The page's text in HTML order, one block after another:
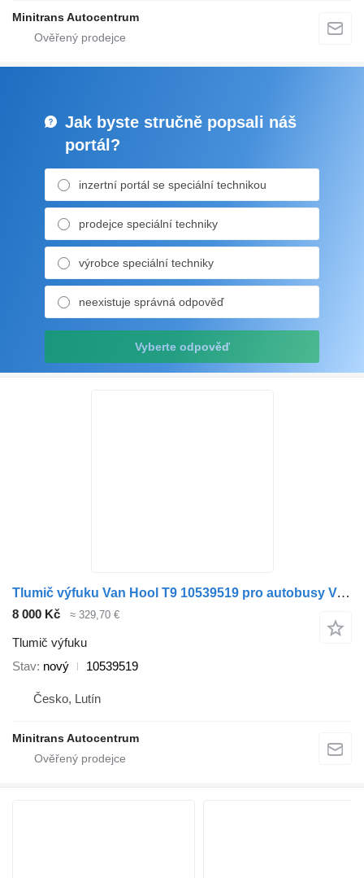
Minitrans Autocentrum
Jak byste stručně popsali náš
portál?
inzertní portál se speciální technikou
prodejce speciální techniky
výrobce speciální techniky
neexistuje správná odpověď
Vyberte odpověď
Tlumič výfuku Van Hool T9 10539519 pro autobusy Van Hool Acron, Alicron
8 000 Kč ≈ 329,70 €
Tlumič výfuku
Stav nový 10539519
Česko, Lutín
Minitrans Autocentrum